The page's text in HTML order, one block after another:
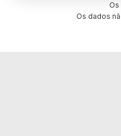
Os
Os dados